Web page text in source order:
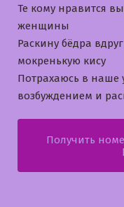
Те кому нравится
женщины
Раскину бёдра
мокренькую кису
Потрахаюсь в наше
возбуждением и
Получить